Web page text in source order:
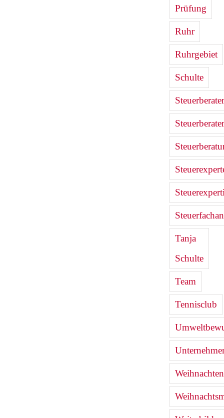
Prüfung
Ruhr
Ruhrgebiet
Schulte
Steuerberater
Tanja
Schulte
Team
Tennisclub
Weihnachten